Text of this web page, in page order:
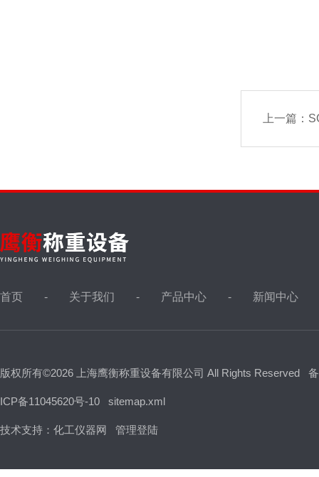
上一篇：
首页 关于我们 产品中心 新闻中心
版权所有©2026 上海鹰衡称重设备有限公司 All Rights Reserved
ICP备11045620号-10 sitemap.xml
技术支持： 化工仪器网 管理登陆